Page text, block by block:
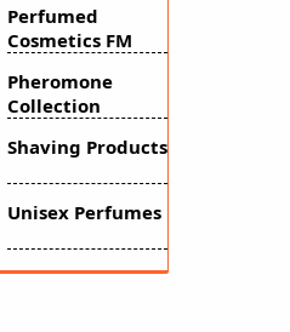
Perfumed
Cosmetics FM
Pheromone
Collection
Shaving Products
Unisex Perfumes